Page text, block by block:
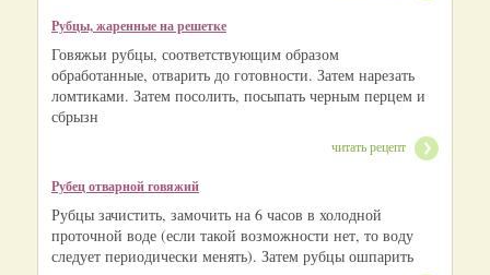
Рубцы, жаренные на решетке
Говяжьи рубцы, соответствующим образом
обработанные, отварить до готовности. Затем нарезать
ломтиками. Затем посолить, посыпать черным перцем и
сбрызн
читать рецепт
Рубец отварной говяжий
Рубцы зачистить, замочить на 6 часов в холодной
проточной воде (если такой возможности нет, то воду
следует периодически менять). Затем рубцы ошпарить